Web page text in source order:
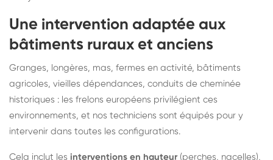
Une intervention adaptée aux
bâtiments ruraux et anciens
Granges, longères, mas, fermes en activité, bâtiments
agricoles, vieilles dépendances, conduits de cheminée
historiques : les frelons européens privilégient ces
environnements, et nos techniciens sont équipés pour y
intervenir dans toutes les configurations.
Cela inclut les interventions en hauteur (perches, nacelles),